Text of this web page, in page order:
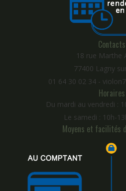
Contacts
18 rue Marthe
77400 Lagny
01 64 30 02 34 -
Horaires
Du mardi au vendredi :
Le samedi : 10h-
Moyens et facilités